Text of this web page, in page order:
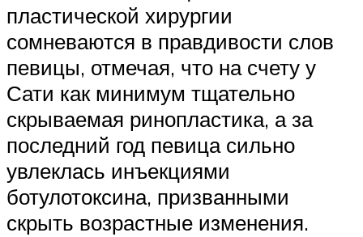
пластической хирургии
сомневаются в правдивости слов
певицы, отмечая, что на счету у
Сати как минимум тщательно
скрываемая ринопластика, а за
последний год певица сильно
увлеклась инъекциями
ботулотоксина, призванными
скрыть возрастные изменения.